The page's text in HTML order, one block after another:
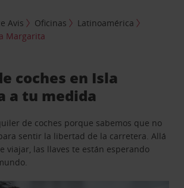
Avis Oficinas
Latinoamérica
Margarita
coches en Isla
a tu medida
de coches porque sabemos que no
sentir la libertad de la carretera. Allá
viajar, las llaves te están esperando